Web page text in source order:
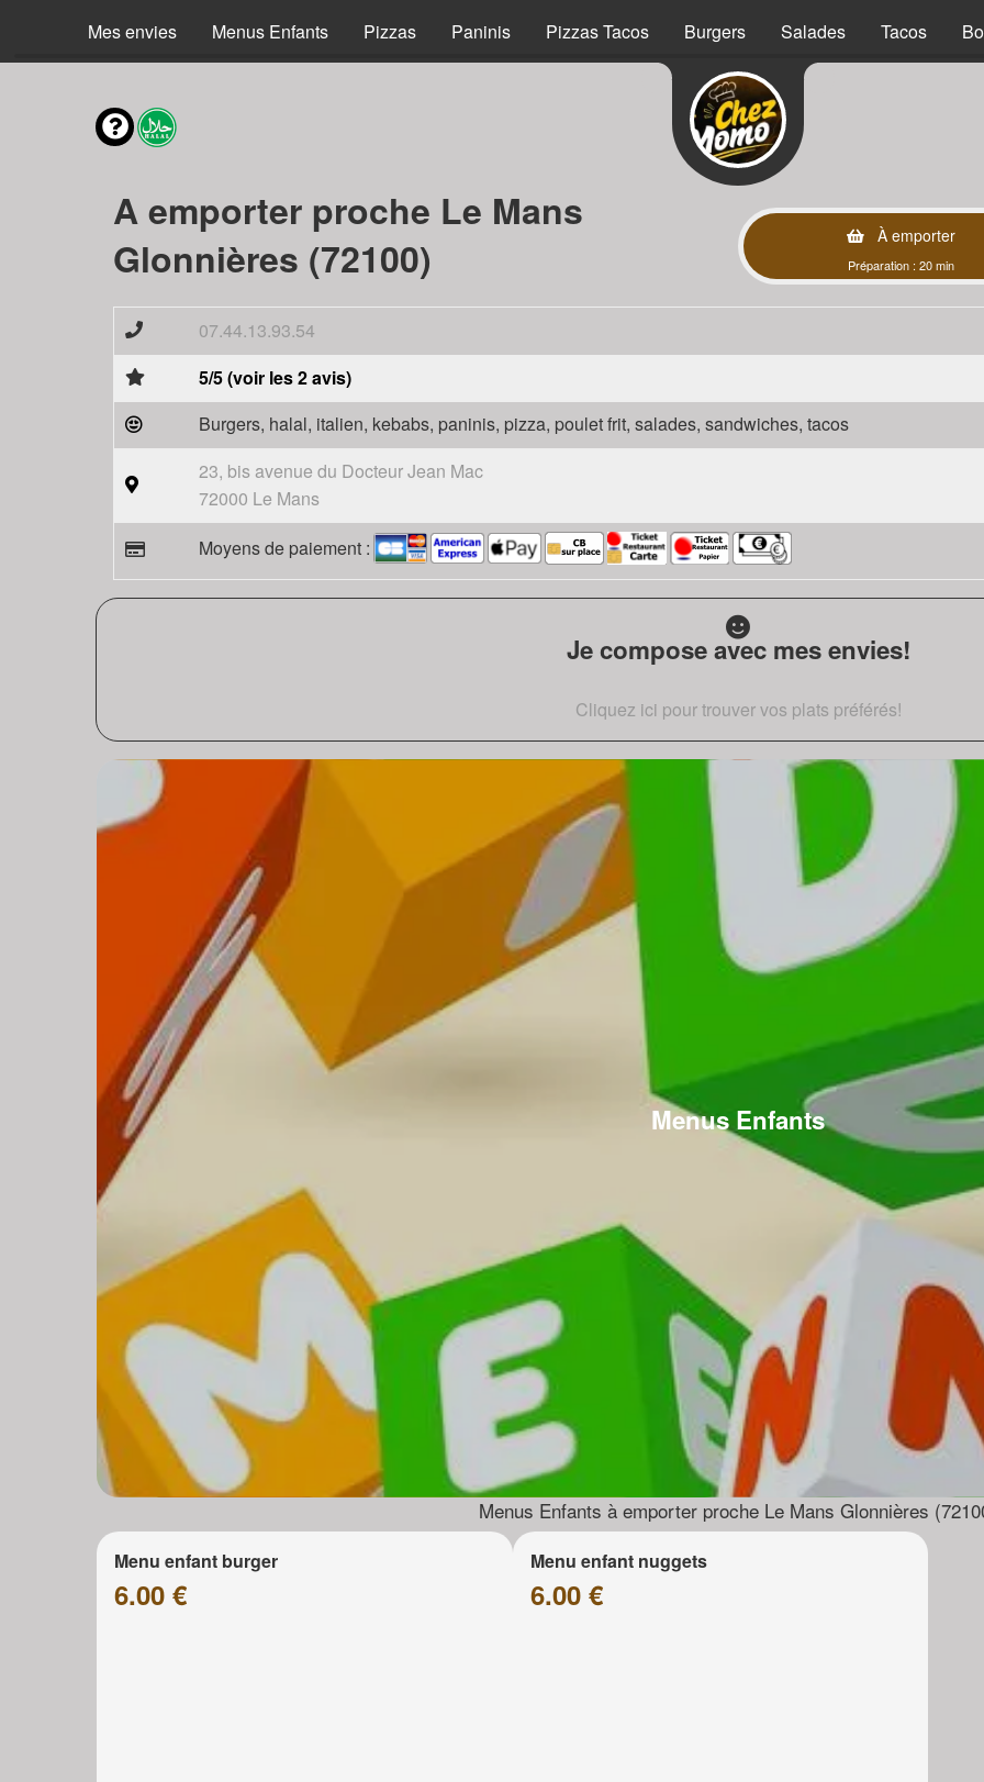
Mes envies Menus Enfants Pizzas Paninis Pizzas Tacos Burgers Salades Tacos
A emporter proche Le Mans
Glonnières (72100)
À emporter
Préparation : 20 min
07.44.13.93.54
5/5 (voir les 2 avis)
Burgers, halal, italien, kebabs, paninis, pizza, poulet frit, salades, sandwiches, tacos
23, bis avenue du Docteur Jean Mac
72000 Le Mans
Moyens de paiement :
Je compose avec mes envies!
Cliquez ici pour trouver vos plats préférés!
Menus Enfants
Menus Enfants à emporter proche Le Mans Glonnières
Menu enfant burger
6.00 €
Menu enfant nuggets
6.00 €